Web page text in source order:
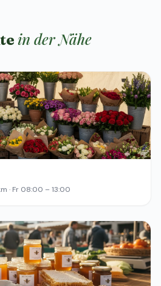
in der Nähe
· Fr 08:00 – 13:00